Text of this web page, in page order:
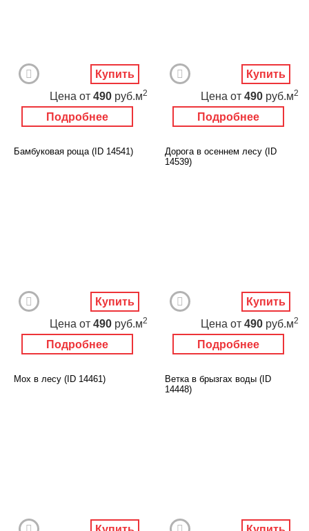
Подробнее
Цена от 490 руб.м2
Купить
Подробнее
Цена от 490 руб.м2
Купить
Бамбуковая роща (ID 14541)
Подробнее
Цена от 490 руб.м2
Купить
Дорога в осеннем лесу (ID
14539)
Подробнее
Цена от 490 руб.м2
Купить
Мох в лесу (ID 14461)
Ветка в брызгах воды (ID
14448)